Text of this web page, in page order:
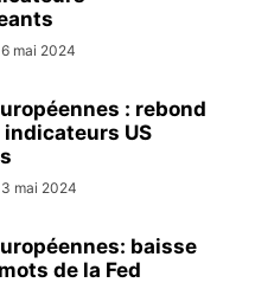
6 mai 2024
: rebond
US
3 mai 2024
baisse
de la Fed